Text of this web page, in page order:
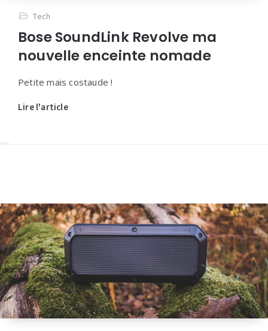
Tech
Bose SoundLink Revolve ma
nouvelle enceinte nomade
Petite mais costaude !
Lire l'article